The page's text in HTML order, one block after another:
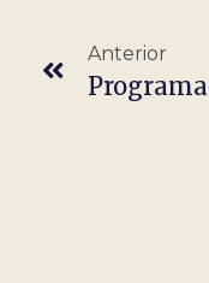
Anterior